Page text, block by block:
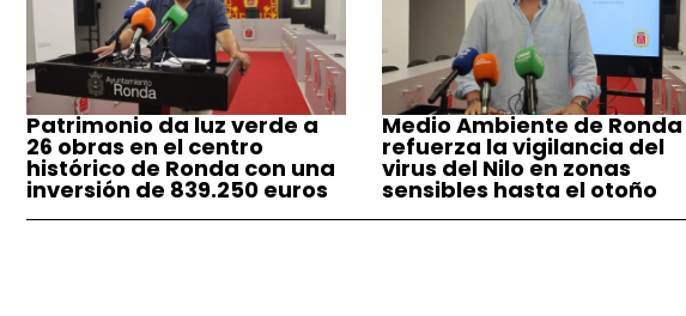
Patrimonio da luz verde a
26 obras en el centro
histórico de Ronda con una
inversión de 839.250 euros
Medio Ambiente de Ronda
refuerza la vigilancia del
virus del Nilo en zonas
sensibles hasta el otoño